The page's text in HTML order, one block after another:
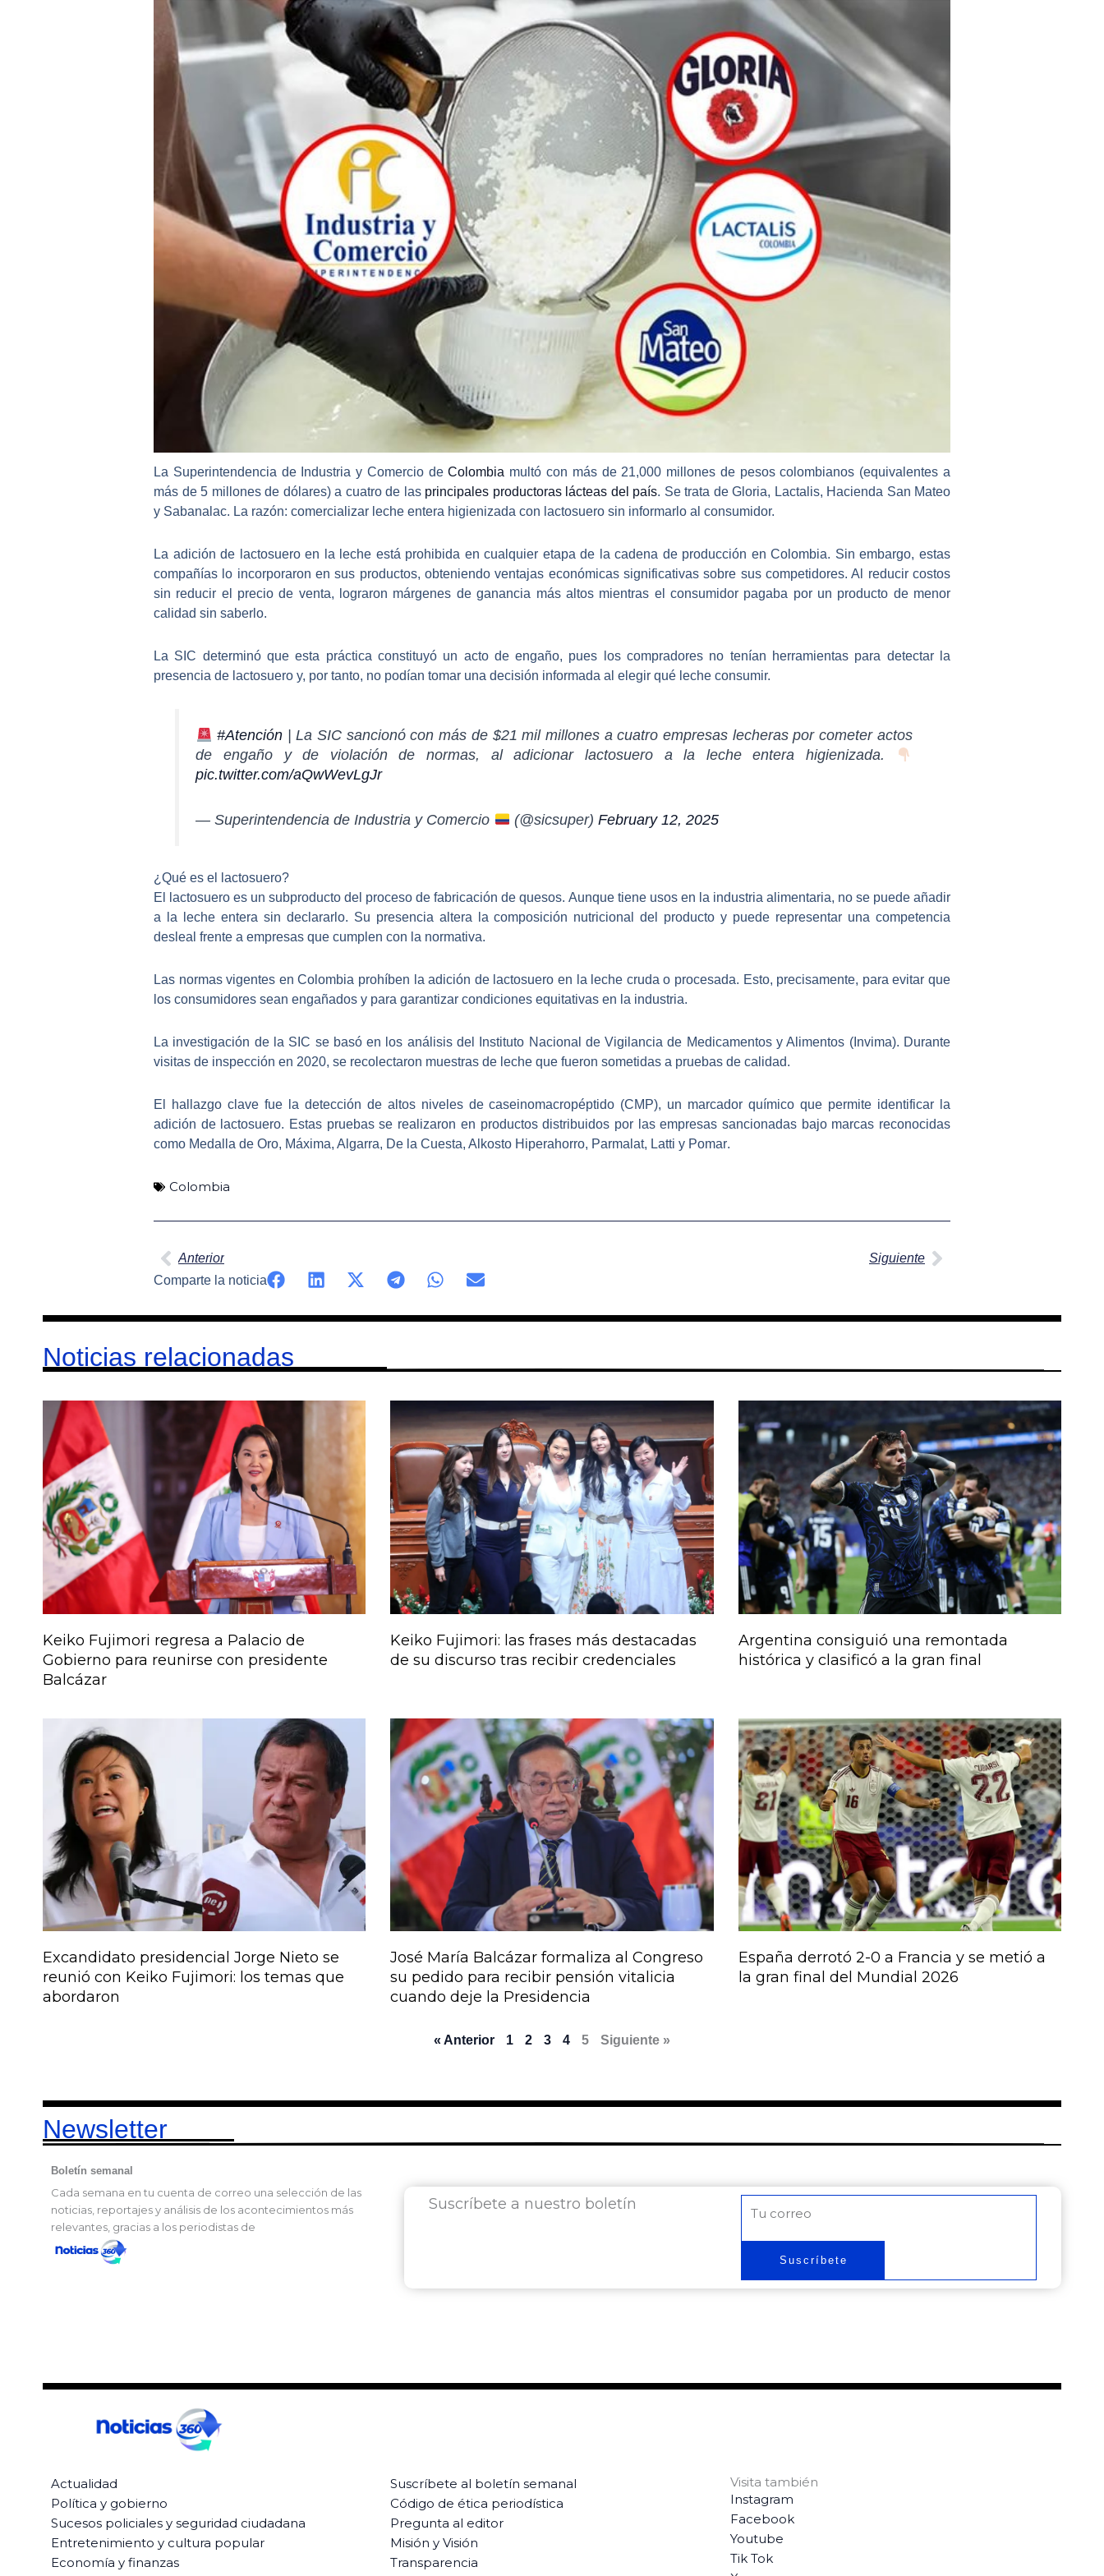
La Superintendencia de Industria y Comercio deColombia multó con más de21,000 millones de pesos colombianos (equivalentes a
más de 5 millones de dólares) a cuatro de las principales productoras lácteas del país. Se trata de Gloria, Lactalis, Hacienda San Mateo
y Sabanalac. La razón: comercializar leche entera higienizada con lactosuero sin informarlo al consumidor.
La adición de lactosuero en la leche está prohibida en cualquier etapa de la cadena de producción en Colombia. Sin embargo, estas
compañías lo incorporaron en sus productos, obteniendo ventajas económicas significativas sobre sus competidores. Al reducir costos
sin reducir el precio de venta, lograron márgenes de ganancia más altos mientras el consumidor pagaba por un producto de menor
calidad sin saberlo.
La SIC determinó queesta práctica constituyó un acto de engaño, pues los compradores no tenían herramientas para detectar la
presencia de lactosuero y, por tanto, no podían tomar una decisión informada al elegir qué leche consumir.
#Atención | La SIC sancionó con más de $21 mil millones a cuatro empresas lecheras por cometer actos
de engaño y de violación de normas, al adicionar lactosuero a la leche entera higienizada.
pic.twitter.com/aQwWevLgJr
— Superintendencia de Industria y Comercio (@sicsuper)February 12, 2025
¿Qué es el lactosuero?
El lactosuero es un subproducto del proceso de fabricación de quesos. Aunque tiene usos en la industria alimentaria, no se puede añadir
a la leche entera sin declararlo. Su presencia altera la composición nutricional del producto y puede representar una competencia
desleal frente a empresas que cumplen con la normativa.
Las normas vigentes en Colombia prohíben la adición de lactosuero en la leche cruda o procesada. Esto, precisamente, para evitar que
los consumidores sean engañados y para garantizar condiciones equitativas en la industria.
La investigación de la SIC se basó en los análisis del Instituto Nacional de Vigilancia de Medicamentos y Alimentos (Invima). Durante
visitas de inspección en 2020, se recolectaron muestras de leche que fueron sometidas a pruebas de calidad.
El hallazgo clave fue la detección de altos niveles de caseinomacropéptido (CMP), un marcador químico que permite identificar la
adición de lactosuero. Estas pruebas se realizaron en productos distribuidos por las empresas sancionadas bajo marcas reconocidas
como Medalla de Oro, Máxima, Algarra, De la Cuesta, Alkosto Hiperahorro, Parmalat, Latti y Pomar.
Colombia
Anterior Siguiente
Comparte la noticia
Noticias relacionadas
Keiko Fujimori regresa a Palacio de
Gobierno para reunirse con presidente
Balcázar
Keiko Fujimori: las frases más destacadas
de su discurso tras recibir credenciales
Argentina consiguió una remontada
histórica y clasificó a la gran final
Excandidato presidencial Jorge Nieto se
reunió con Keiko Fujimori: los temas que
abordaron
José María Balcázar formaliza al Congreso
su pedido para recibir pensión vitalicia
cuando deje la Presidencia
España derrotó 2-0 a Francia y se metió a
la gran final del Mundial 2026
« Anterior
Página
1
Página
2
Página
3
Página
4
Página
5 Siguiente »
Newsletter
Boletín semanal
Cada semana en tu cuenta de correo una selección de las
noticias, reportajes y análisis de los acontecimientos más
relevantes, gracias a los periodistas de
Suscríbete a nuestro boletín
Suscríbete
Actualidad
Política y gobierno
Sucesos policiales y seguridad ciudadana
Entretenimiento y cultura popular
Economía y finanzas
Suscríbete al boletín semanal
Código de ética periodística
Pregunta al editor
Misión y Visión
Transparencia
Visita también
Instagram
Facebook
Youtube
Tik Tok